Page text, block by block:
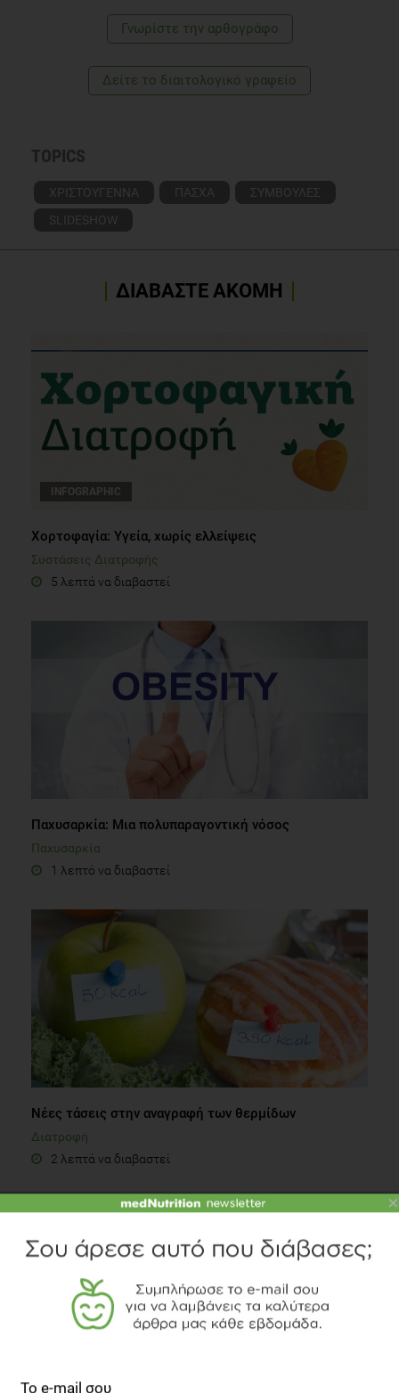
Γνωρίστε την αρθογράφο
Δείτε το διαιτολογικό γραφείο
TOPICS
ΧΡΙΣΤΟΥΓΕΝΝΑ ΠΑΣΧΑ
ΣΥΜΒΟΥΛΕΣ
SLIDESHOW
ΔΙΑΒΑΣΤΕ ΑΚΟΜΗ
INFOGRAPHIC
Χορτοφαγία: Υγεία, χωρίς ελλείψεις
Συστάσεις Διατροφής
5 λεπτά να διαβαστεί
Παχυσαρκία: Μια πολυπαραγοντική νόσος
Παχυσαρκία
1 λεπτό να διαβαστεί
Νέες τάσεις στην αναγραφή των θερμίδων
Διατροφή
2 λεπτά να διαβαστεί
×